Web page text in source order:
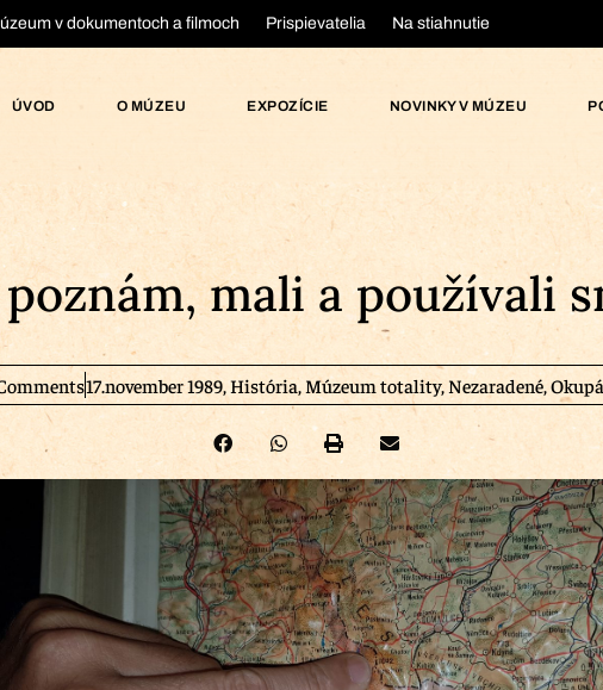
v dokumentoch a filmoch Prispievatelia Na stiahnutie
ÚVOD O MÚZEU EXPOZÍCIE NOVINKY V MÚZEU
mali a používali
17.november 1989 História, Múzeum totality, Nezaradené